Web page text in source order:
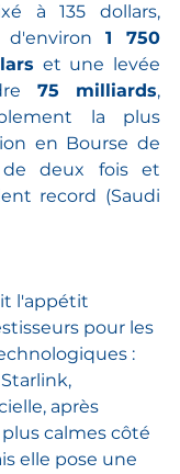
à 135 dollars,
d'environ 1 750
et une levée
75 milliards,
la plus
en Bourse de
de deux fois et
record (Saudi
l'appétit
pour les
:
après
calmes côté
elle pose une